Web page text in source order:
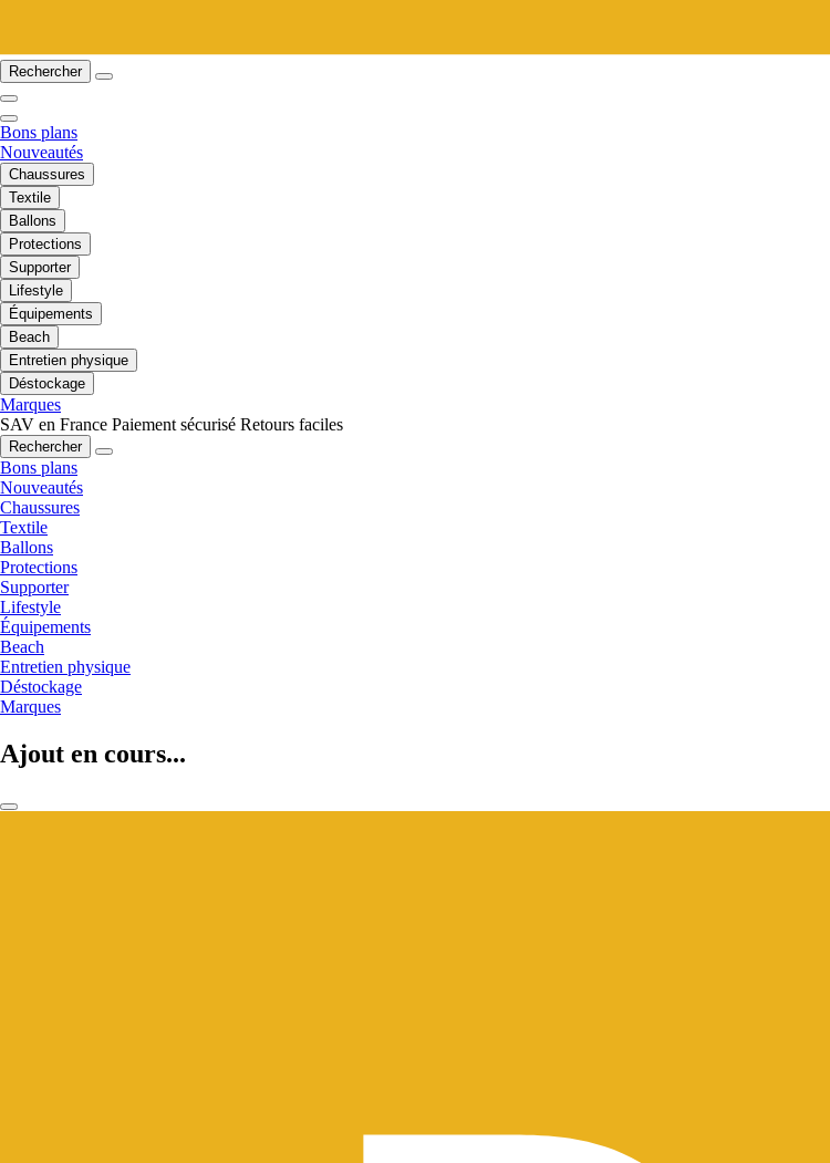
Rechercher
Bons plans
Nouveautés
Chaussures
Textile
Ballons
Protections
Supporter
Lifestyle
Équipements
Beach
Entretien physique
Déstockage
Marques
SAV en France Paiement sécurisé Retours faciles
Rechercher
Bons plans
Nouveautés
Chaussures
Textile
Ballons
Protections
Supporter
Lifestyle
Équipements
Beach
Entretien physique
Déstockage
Marques
Ajout en cours...